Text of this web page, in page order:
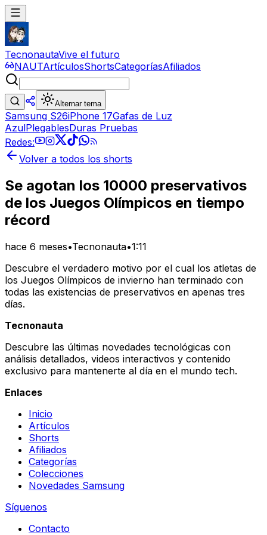
TecnonautaVive el futuro
NAUTArtículosShortsCategoríasAfiliados
Alternar tema
Samsung S26iPhone 17Gafas de Luz
AzulPlegablesDuras Pruebas
Redes:
Volver a todos los shorts
Se agotan los 10000 preservativos
de los Juegos Olímpicos en tiempo
récord
hace 6 meses•Tecnonauta•1:11
Descubre el verdadero motivo por el cual los atletas de
los Juegos Olímpicos de invierno han terminado con
todas las existencias de preservativos en apenas tres
días.
Tecnonauta
Descubre las últimas novedades tecnológicas con
análisis detallados, videos interactivos y contenido
exclusivo para mantenerte al día en el mundo tech.
Enlaces
Inicio
Artículos
Shorts
Afiliados
Categorías
Colecciones
Novedades Samsung
Síguenos
Contacto